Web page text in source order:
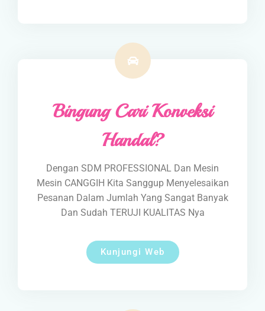
Bingung Cari Konveksi
Handal?
Dengan SDM PROFESSIONAL Dan Mesin
Mesin CANGGIH Kita Sanggup Menyelesaikan
Pesanan Dalam Jumlah Yang Sangat Banyak
Dan Sudah TERUJI KUALITAS Nya
Kunjungi Web